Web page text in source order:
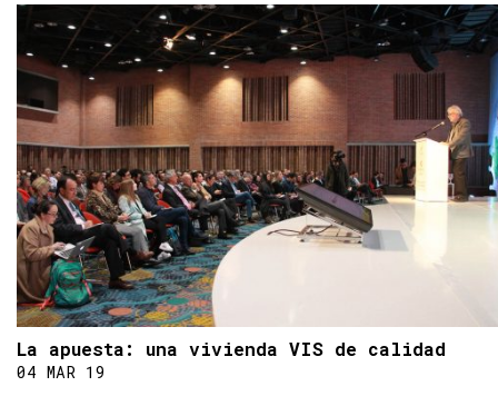
La apuesta: una vivienda VIS de calidad
04 MAR 19